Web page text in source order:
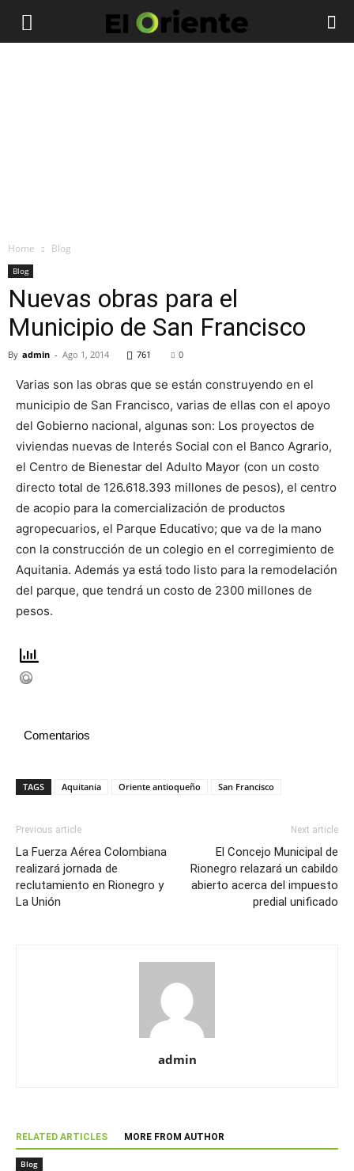
Home Blog
Blog
Nuevas obras para el
Municipio de San Francisco
By admin - Ago 1, 2014 761 0
Varias son las obras que se están construyendo en el
municipio de San Francisco, varias de ellas con el apoyo
del Gobierno nacional, algunas son: Los proyectos de
viviendas nuevas de Interés Social con el Banco Agrario,
el Centro de Bienestar del Adulto Mayor (con un costo
directo total de 126.618.393 millones de pesos), el centro
de acopio para la comercialización de productos
agropecuarios, el Parque Educativo; que va de la mano
con la construcción de un colegio en el corregimiento de
Aquitania. Además ya está todo listo para la remodelación
del parque, que tendrá un costo de 2300 millones de
pesos.
Comentarios
TAGS Aquitania Oriente antioqueño San Francisco
Previous article
La Fuerza Aérea Colombiana
realizará jornada de
reclutamiento en Rionegro y
La Unión
Next article
El Concejo Municipal de
Rionegro relazará un cabildo
abierto acerca del impuesto
predial unificado
admin
RELATED ARTICLES MORE FROM AUTHOR
Blog